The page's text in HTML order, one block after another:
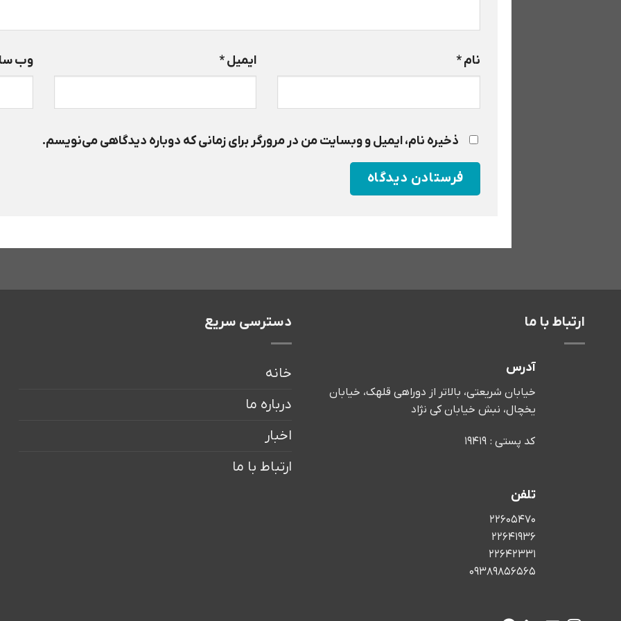
نام* ایمیل* وب‌
ذخیره نام، ایمیل و وبسایت من در مرورگر برای زمانی که دوباره دیدگاهی می‌نویسم.
ارتباط با ما
آدرس
خیابان شریعتی، بالاتر از دوراهی قلهک، خیابان
یخچال، نبش خیابان کی نژاد
کد پستی : 19419
تلفن
22605470
22641936
22642331
09389856565
دسترسی سریع
خانه
درباره ما
اخبار
ارتباط با ما